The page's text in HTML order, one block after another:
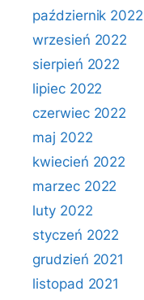
październik 2022
wrzesień 2022
sierpień 2022
lipiec 2022
czerwiec 2022
maj 2022
kwiecień 2022
marzec 2022
luty 2022
styczeń 2022
grudzień 2021
listopad 2021